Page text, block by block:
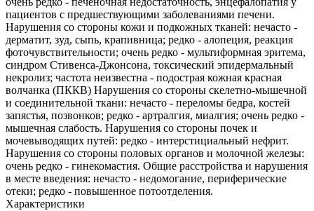
пациентов с предшествующими заболеваниями печени.
Нарушения со стороны кожи и подкожных тканей: нечасто -
дерматит, зуд, сыпь, крапивница; редко - алопеция, реакция
фоточувствительности; очень редко - мультиформная эритема,
синдром Стивенса-Джонсона, токсический эпидермальный
некролиз; частота неизвестна - подострая кожная красная
волчанка (ПККВ) Нарушения со стороны скелетно-мышечной
и соединительной ткани: нечасто - переломы бедра, костей
запястья, позвонков; редко - артралгия, миалгия; очень редко -
мышечная слабость. Нарушения со стороны почек и
мочевыводящих путей: редко - интерстициальный нефрит.
Нарушения со стороны половых органов и молочной железы:
очень редко - гинекомастия. Общие расстройства и нарушения
в месте введения: нечасто - недомогание, периферические
отеки; редко - повышенное потоотделения.
Характеристики